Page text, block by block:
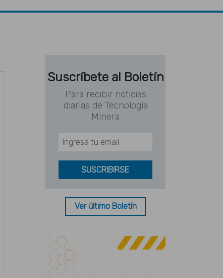
Suscríbete al Boletín
Para recibir noticias
diarias de Tecnología
Minera
Ver último Boletín